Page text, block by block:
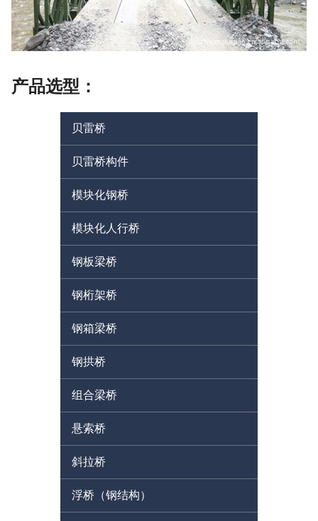
产品选型：
贝雷桥
贝雷桥构件
模块化钢桥
模块化人行桥
钢板梁桥
钢桁架桥
钢箱梁桥
钢拱桥
组合梁桥
悬索桥
斜拉桥
浮桥（钢结构）